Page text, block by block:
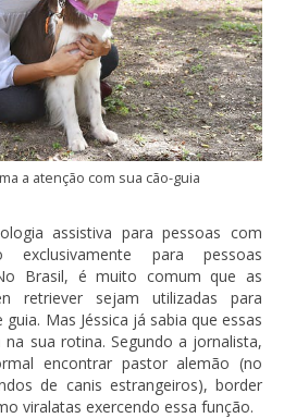
a atenção com sua cão-guia
assistiva para pessoas com
exclusivamente para pessoas
Brasil, é muito comum que as
retriever sejam utilizadas para
Mas Jéssica já sabia que essas
sua rotina. Segundo a jornalista,
encontrar pastor alemão (no
de canis estrangeiros), border
viralatas exercendo essa função.